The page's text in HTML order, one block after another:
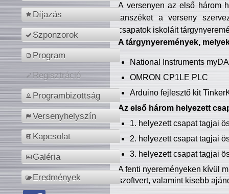
Díjazás
Szponzorok
Program
Regisztráció
Programbizottság
Versenyhelyszín
Kapcsolat
Galéria
Eredmények
A versenyen az első három
tanszéket a verseny
csapatok iskoláit
A tárgynyeremények,
National Instruments
OMRON CP1LE PLC
Arduino fejlesztő kit
Az első három helyezett
1. helyezett csapat tagjai
2. helyezett csapat tagjai
3. helyezett csapat tagjai
A fenti nyereményeken kívül
szoftvert, valamint kisebb